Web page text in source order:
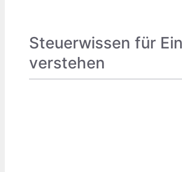
Steuerwissen für
verstehen